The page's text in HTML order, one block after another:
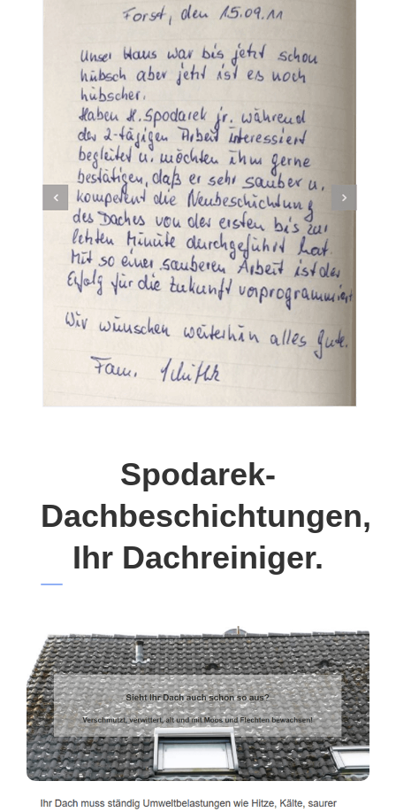
Spodarek-
Dachbeschichtungen,
Ihr Dachreiniger.